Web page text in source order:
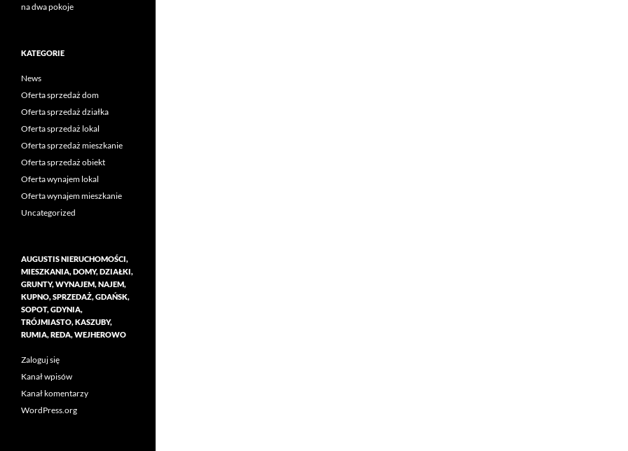
na dwa pokoje
KATEGORIE
News
Oferta sprzedaż dom
Oferta sprzedaż działka
Oferta sprzedaż lokal
Oferta sprzedaż mieszkanie
Oferta sprzedaż obiekt
Oferta wynajem lokal
Oferta wynajem mieszkanie
Uncategorized
AUGUSTIS NIERUCHOMOŚCI,
MIESZKANIA, DOMY, DZIAŁKI,
GRUNTY, WYNAJEM, NAJEM,
KUPNO, SPRZEDAŻ, GDAŃSK,
SOPOT, GDYNIA,
TRÓJMIASTO, KASZUBY,
RUMIA, REDA, WEJHEROWO
Zaloguj się
Kanał wpisów
Kanał komentarzy
WordPress.org